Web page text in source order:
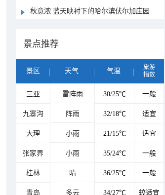
秋意浓 蓝天映衬下的哈尔滨伏尔加庄园
景点推荐
景区 天气 气温
旅游
指数
三亚 雷阵雨 30/25℃ 一般
九寨沟 阵雨 32/18℃ 适宜
大理 小雨 21/15℃ 适宜
张家界 小雨 35/24℃ 一般
桂林 晴 36/25℃ 一般
青岛 多云 34/27℃ 较适宜